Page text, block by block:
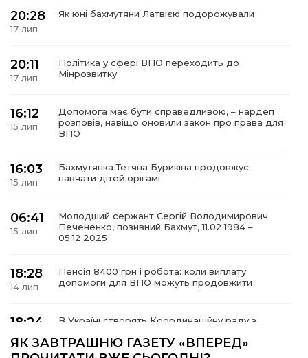
місія
20:28
17 лип
Як юні бахмутяни Латвією подорожували
20:11
17 лип
Політика у сфері ВПО переходить до
Мінрозвитку
16:12
15 лип
Допомога має бути справедливою, – нардеп
розповів, навіщо оновили закон про права для
ВПО
16:03
15 лип
Бахмутянка Тетяна Бурикіна продовжує
навчати дітей орігамі
06:41
15 лип
Молодший сержант Сергій Володимирович
Печененко, позивний Бахмут, 11.02.1984 –
05.12.2025
18:28
14 лип
Пенсія 8400 грн і робота: коли виплату
допомоги для ВПО можуть продовжити
18:24
В Україні створять Координаційну раду з
кордону
ЯК ЗАВТРАШНЮ ГАЗЕТУ «ВПЕРЕД»